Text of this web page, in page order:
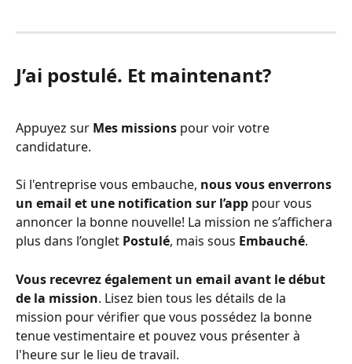
J’ai postulé. Et maintenant?
Appuyez sur Mes missions pour voir votre
candidature.
Si l'entreprise vous embauche, nous vous enverrons
un email et une notification sur l’app pour vous
annoncer la bonne nouvelle! La mission ne s’affichera
plus dans l’onglet Postulé, mais sous Embauché.
Vous recevrez également un email avant le début
de la mission. Lisez bien tous les détails de la
mission pour vérifier que vous possédez la bonne
tenue vestimentaire et pouvez vous présenter à
l'heure sur le lieu de travail.